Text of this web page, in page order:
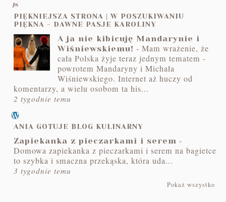
PIĘKNIEJSZA STRONA | W POSZUKIWANIU
PIĘKNA - DAWNE PASJE KAROLINY
A ja nie kibicuję Mandarynie i
Wiśniewskiemu! -Mam wrażenie, że
cała Polska żyje teraz jednym tematem -
powrotem Mandaryny i Michała
Wiśniewskiego. Internet aż huczy od
komentarzy, a wielu osobom ta his...
2 tygodnie temu
ANIA GOTUJE BLOG KULINARNY
Zapiekanka z pieczarkami i serem -
Domowa zapiekanka z pieczarkami i serem na bagietce
to szybka i smaczna przekąska, która uda...
3 tygodnie temu
Pokaż wszystko